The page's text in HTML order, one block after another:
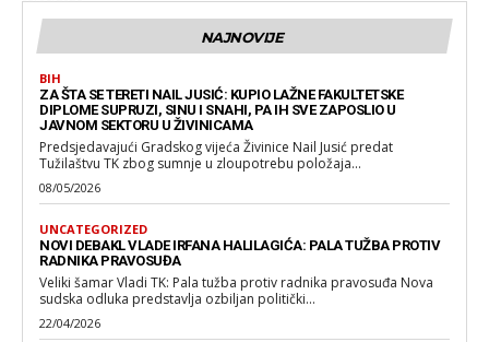
NAJNOVIJE
BIH
ZA ŠTA SE TERETI NAIL JUSIĆ: KUPIO LAŽNE FAKULTETSKE
DIPLOME SUPRUZI, SINU I SNAHI, PA IH SVE ZAPOSLIO U
JAVNOM SEKTORU U ŽIVINICAMA
Predsjedavajući Gradskog vijeća Živinice Nail Jusić predat
Tužilaštvu TK zbog sumnje u zloupotrebu položaja...
08/05/2026
UNCATEGORIZED
NOVI DEBAKL VLADE IRFANA HALILAGIĆA: PALA TUŽBA PROTIV
RADNIKA PRAVOSUĐA
Veliki šamar Vladi TK: Pala tužba protiv radnika pravosuđa Nova
sudska odluka predstavlja ozbiljan politički...
22/04/2026